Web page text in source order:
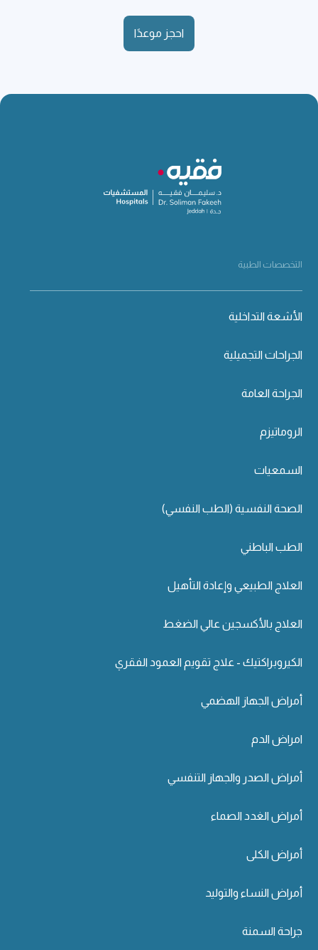
احجز موعدًا
التخصصات الطبية
الأشعة التداخلية
الجراحات التجميلية
الجراحة العامة
الروماتيزم
السمعيات
الصحة النفسية (الطب النفسي)
الطب الباطني
العلاج الطبيعي وإعادة التأهيل
العلاج بالأكسجين عالي الضغط
الكيروبراكتيك - علاج تقويم العمود الفقري
أمراض الجهاز الهضمي
امراض الدم
أمراض الصدر والجهاز التنفسي
أمراض الغدد الصماء
أمراض الكلى
أمراض النساء والتوليد
جراحة السمنة